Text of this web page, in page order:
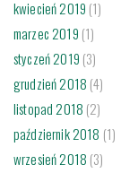
kwiecień 2019 (1)
marzec 2019 (1)
styczeń 2019 (3)
grudzień 2018 (4)
listopad 2018 (2)
październik 2018 (1)
wrzesień 2018 (3)